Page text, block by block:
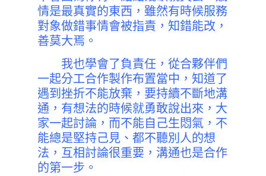
情是最真實的東西，雖然有時候服務
對象做錯事情會被指責，知錯能改，
善莫大焉。
我也學會了負責任，從合夥伴們
一起分工合作製作布置當中，知道了
遇到挫折不能放棄，要持續不斷地溝
通，有想法的時候就勇敢說出來，大
家一起討論，而不能自己生悶氣，不
能總是堅持己見、都不聽別人的想
法，互相討論很重要，溝通也是合作
的第一步。